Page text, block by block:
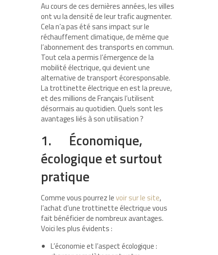
Au cours de ces dernières années, les villes
ont vu la densité de leur trafic augmenter.
Cela n’a pas été sans impact sur le
réchauffement climatique, de même que
l’abonnement des transports en commun.
Tout cela a permis l’émergence de la
mobilité électrique, qui devient une
alternative de transport écoresponsable.
La trottinette électrique en est la preuve,
et des millions de Français l’utilisent
désormais au quotidien. Quels sont les
avantages liés à son utilisation ?
1. Économique,
écologique et surtout
pratique
Comme vous pourrez levoir sur le site,
l’achat d’une trottinette électrique vous
fait bénéficier de nombreux avantages.
Voici les plus évidents :
L’économie et l’aspect écologique :